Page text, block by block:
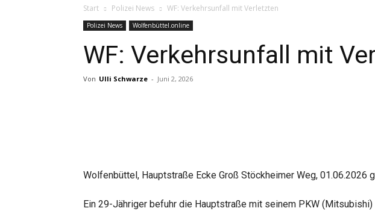
Start Polizei News WF: Verkehrsunfall mit Verletzten
Polizei News Wolfenbüttel.online
WF: Verkehrsunfall mit
Von Ulli Schwarze - Juni 2, 2026
Wolfenbüttel, Hauptstraße Ecke Groß Stöckheimer Weg, 01.06.2026
Ein 29-Jähriger befuhr die Hauptstraße mit seinem PKW